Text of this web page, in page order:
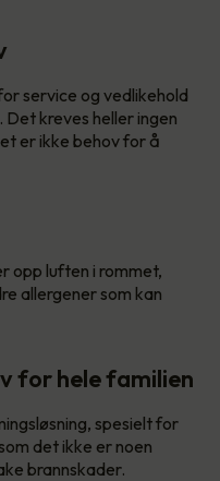
service og vedlikehold
kreves heller ingen
er ikke behov for å
opp luften i rommet,
allergener som kan
for hele familien
spesielt for
det ikke er noen
brannskader.